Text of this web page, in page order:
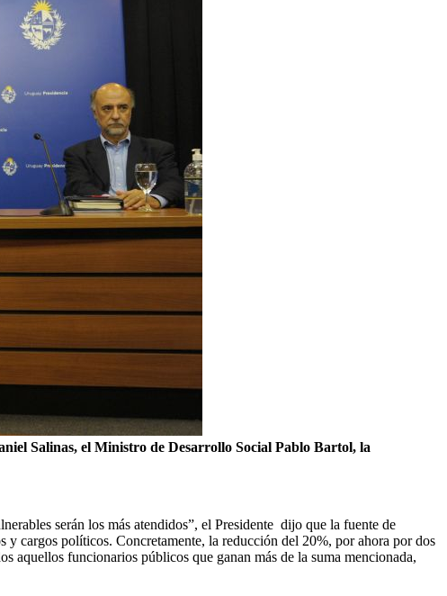
Salinas, el Ministro de Desarrollo Social Pablo Bartol, la
serán los más atendidos”, el Presidente dijo que la fuente de
y cargos políticos. Concretamente, la reducción del 20%, por ahora por dos
aquellos funcionarios públicos que ganan más de la suma mencionada,